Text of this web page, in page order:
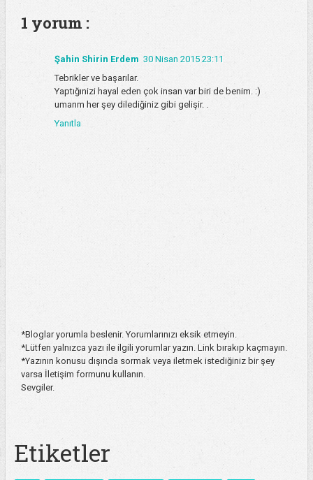
1 yorum :
Şahin Shirin Erdem 30 Nisan 2015 23:11
Tebrikler ve başarılar.
Yaptığınizi hayal eden çok insan var biri de benim. :)
umarım her şey dilediğiniz gibi gelişir. .
Yanıtla
*Bloglar yorumla beslenir. Yorumlarınızı eksik etmeyin.
*Lütfen yalnızca yazı ile ilgili yorumlar yazın. Link bırakıp kaçmayın.
*Yazının konusu dışında sormak veya iletmek istediğiniz bir şey
varsa İletişim formunu kullanın.
Sevgiler.
Etiketler